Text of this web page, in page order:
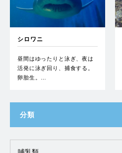
シロワニ
昼間はゆったりと泳ぎ、夜は
活発に泳ぎ回り、捕食する。
卵胎生。…
分類